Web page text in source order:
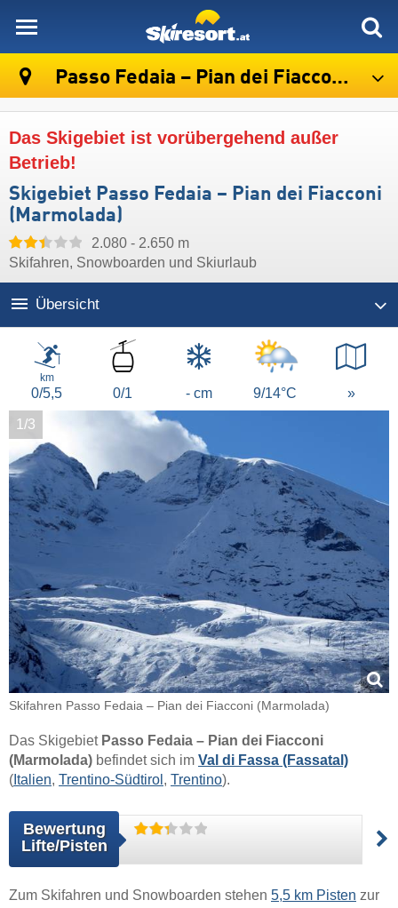
Passo Fedaia – Pian dei Fiacconi (Marmolada)
Das Skigebiet ist vorübergehend außer
Betrieb!
Skigebiet Passo Fedaia – Pian dei Fiacconi
(Marmolada)
2.080 - 2.650 m
Skifahren, Snowboarden und Skiurlaub
Übersicht
km
0/5,5
Lifte/Bahnen
0/1 - cm 9/14°C »
1/3
Skifahren Passo Fedaia – Pian dei Fiacconi (Marmolada)
Das Skigebiet Passo Fedaia – Pian dei Fiacconi
(Marmolada) befindet sich im Val di Fassa (Fassatal)
( Italien, Trentino-Südtirol , Trentino).
Bewertung
Lifte/Pisten
Zum Skifahren und Snowboarden stehen 5,5 km Pisten zur